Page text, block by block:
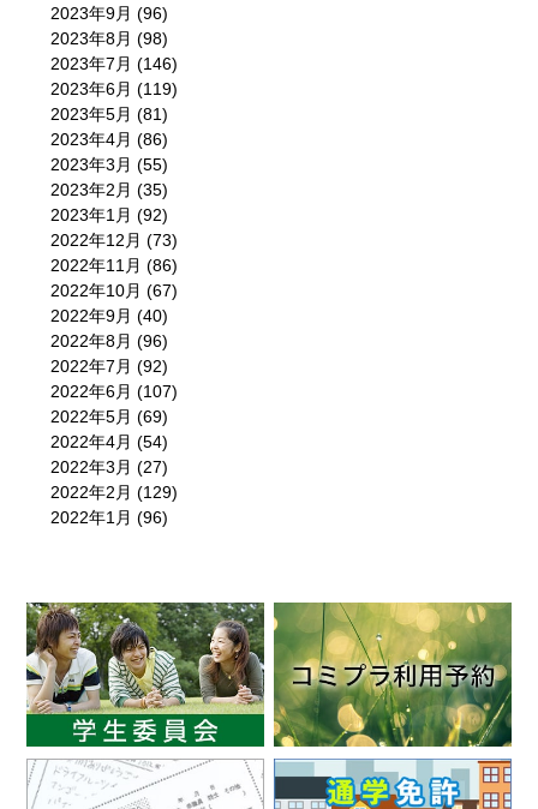
2023年9月 (96)
2023年8月 (98)
2023年7月 (146)
2023年6月 (119)
2023年5月 (81)
2023年4月 (86)
2023年3月 (55)
2023年2月 (35)
2023年1月 (92)
2022年12月 (73)
2022年11月 (86)
2022年10月 (67)
2022年9月 (40)
2022年8月 (96)
2022年7月 (92)
2022年6月 (107)
2022年5月 (69)
2022年4月 (54)
2022年3月 (27)
2022年2月 (129)
2022年1月 (96)